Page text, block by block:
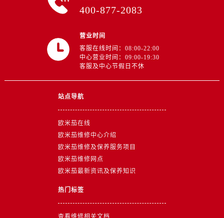
山东省泰安市泰山区财源街道泰山大街售后服务中心（需提前预约）
400-877-2083
营业时间
客服在线时间：08:00-22:00
中心营业时间：09:00-19:30
客服及中心节假日不休
站点导航
欧米茄在线
欧米茄维修中心介绍
欧米茄维修及保养服务项目
欧米茄维修网点
欧米茄最新资讯及保养知识
热门标签
查看维修相关文档